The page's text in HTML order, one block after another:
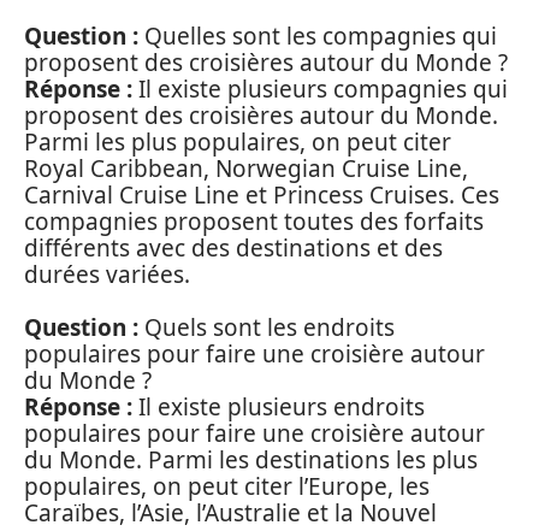
Question : Quelles sont les compagnies qui
proposent des croisières autour du Monde ?
Réponse :Il existe plusieurs compagnies qui
proposent des croisières autour du Monde.
Parmi les plus populaires, on peut citer
Royal Caribbean, Norwegian Cruise Line,
Carnival Cruise Line et Princess Cruises. Ces
compagnies proposent toutes des forfaits
différents avec des destinations et des
durées variées.
Question : Quels sont les endroits
populaires pour faire une croisière autour
du Monde ?
Réponse :Il existe plusieurs endroits
populaires pour faire une croisière autour
du Monde. Parmi les destinations les plus
populaires, on peut citer l’Europe, les
Caraïbes, l’Asie, l’Australie et la Nouvel